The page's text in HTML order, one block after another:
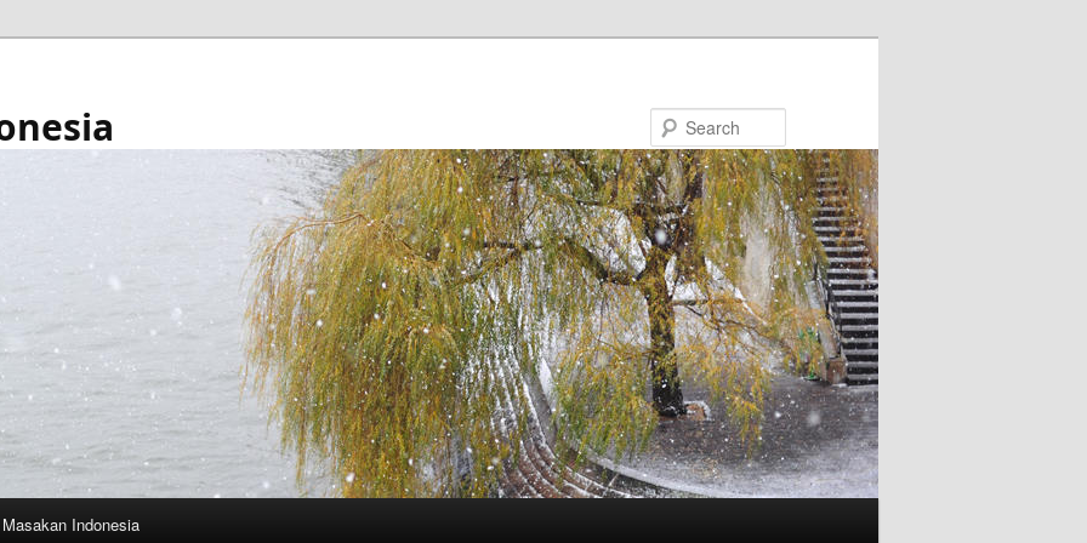
Masakan Indonesia